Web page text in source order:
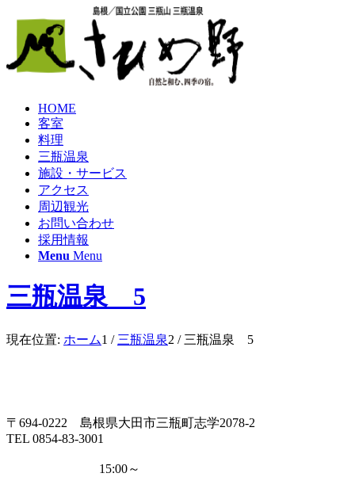
HOME
客室
料理
三瓶温泉
施設・サービス
アクセス
周辺観光
お問い合わせ
採用情報
Menu Menu
三瓶温泉 5
現在位置: ホーム1 / 三瓶温泉2 / 三瓶温泉 5
〒694-0222 島根県大田市三瓶町志学2078-2
TEL 0854-83-3001
15:00～